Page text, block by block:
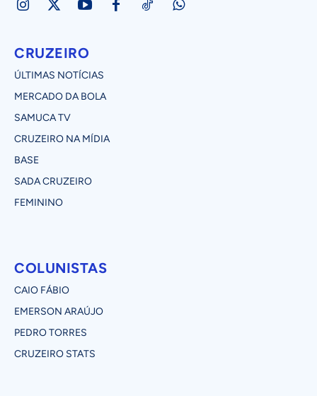
CRUZEIRO
ÚLTIMAS NOTÍCIAS
MERCADO DA BOLA
SAMUCA TV
CRUZEIRO NA MÍDIA
BASE
SADA CRUZEIRO
FEMININO
COLUNISTAS
CAIO FÁBIO
EMERSON ARAÚJO
PEDRO TORRES
CRUZEIRO STATS